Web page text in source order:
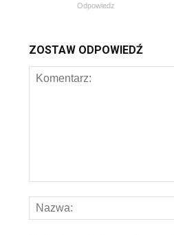
Odpowiedz
ZOSTAW ODPOWIEDŹ